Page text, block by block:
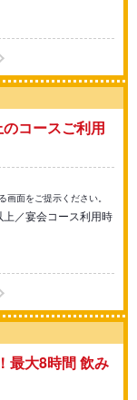
コースご利用
面をご提示ください。
／宴会コース利用時
最大8時間 飲み